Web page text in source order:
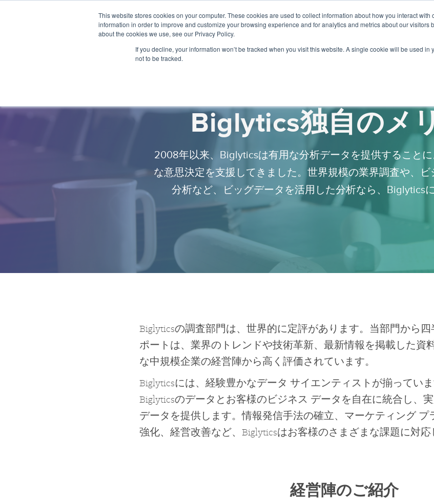
This website stores cookies on your computer. These cookies are used to collect information about how you interact
information in order to improve and customize your browsing experience and for analytics and metrics about our visitors
about the cookies we use, see our Privacy Policy.
If you decline, your information won’t be tracked when you visit this website. A single cookie will be used
not to be tracked.
BIGLYTICSについて
Biglytics独自のメ
2008年以来、Biglyticsは有用な分析データを提供すること
な意思決定を支援してきました。世界規模の業界調査や、ビ
分析など、ビッグデータを活用した分析なら、Biglytics
Biglyticsの調査部門は、世界的に定評があります。当部門から
ポートは、業界のトレンドや技術革新、最新情報を掲載した資
な中規模企業の経営陣から高く評価されています。
Biglyticsには、経験豊かなデータ サイエンティストが揃ってい
Biglyticsのデータとお客様のビジネス データを自在に統合し、
データを提供します。情報発信手法の確立、マーケティング プ
強化、経営改善など、Biglyticsはお客様のさまざまな課題に対応
経営陣のご紹介